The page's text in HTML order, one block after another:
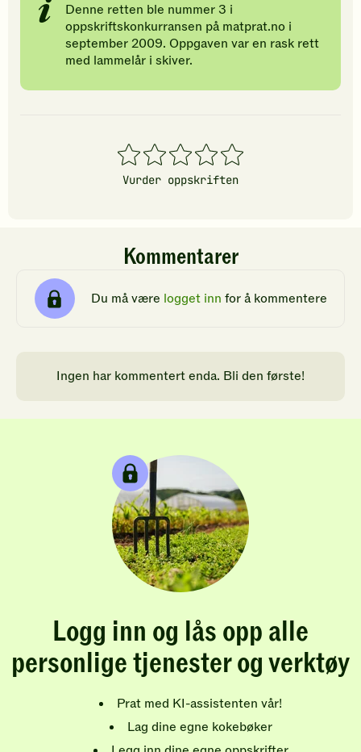
Denne retten ble nummer 3 i
oppskriftskonkurransen på matprat.no i
september 2009. Oppgaven var en rask rett
med lammelår i skiver.
1
stjerner
2
stjerner
3
stjerner
4
stjerner
5
stjerner
Vurder oppskriften
Kommentarer
Du må være logget inn for å kommentere
Ingen har kommentert enda. Bli den første!
Logg inn og lås opp alle
personlige tjenester og verktøy
Prat med KI-assistenten vår!
Lag dine egne kokebøker